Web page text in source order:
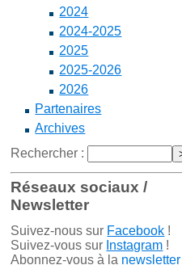
2024
2024-2025
2025
2025-2026
2026
Partenaires
Archives
Rechercher :
Réseaux sociaux /
Newsletter
Suivez-nous sur Facebook !
Suivez-vous sur Instagram !
Abonnez-vous à la newsletter